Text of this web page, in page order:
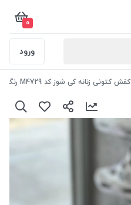
0
ورود
کفش کتونی زنانه کی شوز کد M4729 رنگ کرم سایز 38